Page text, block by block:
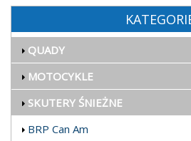
QUADY
MOTOCYKLE
SKUTERY ŚNIEŻNE
BRP Can Am